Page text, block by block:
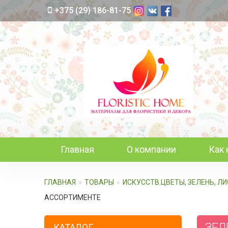
+375 (29) 186-81-75
Главная О компании Как
ГЛАВНАЯ ТОВАРЫ ИСКУССТВ.ЦВЕТЫ, ЗЕЛЕНЬ,
АССОРТИМЕНТЕ